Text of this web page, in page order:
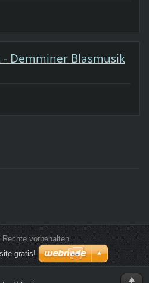
Demminer Blasmusik
vorbehalten.
gratis!